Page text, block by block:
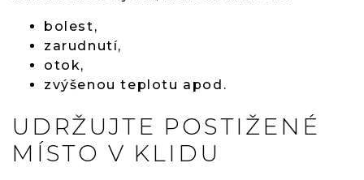
bolest,
zarudnutí,
otok,
zvýšenou teplotu apod.
UDRŽUJTE POSTIŽENÉ
MÍSTO V KLIDU